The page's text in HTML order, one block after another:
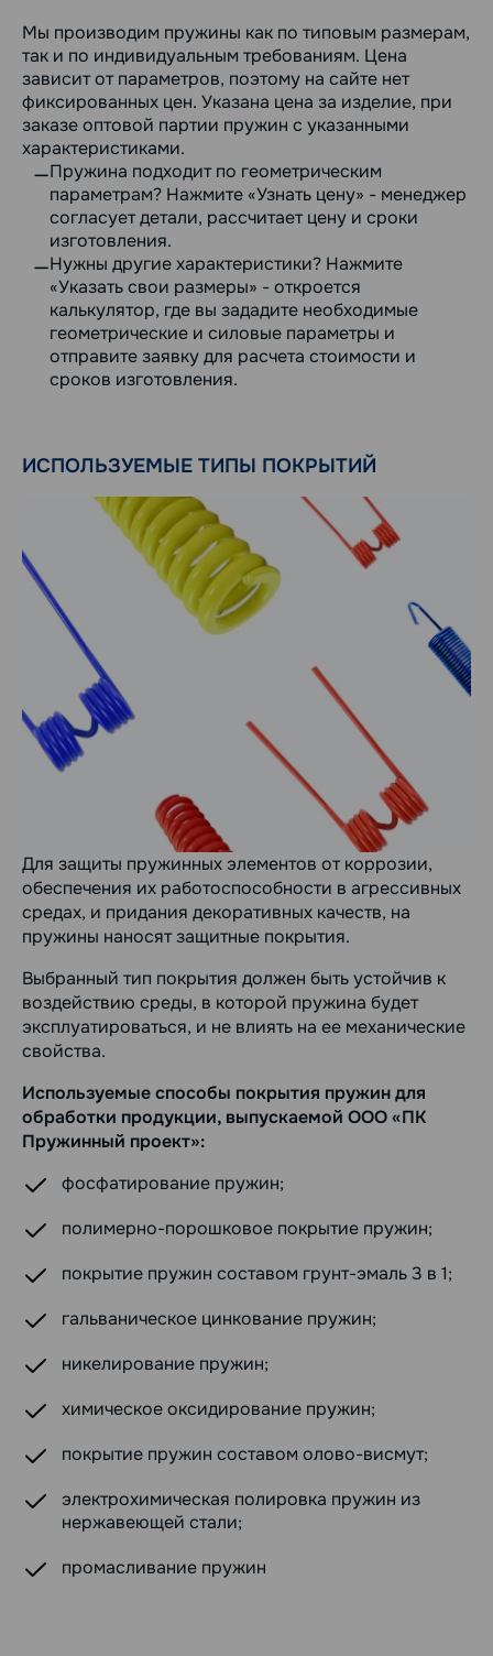
Мы производим пружины как по типовым размерам,
так и по индивидуальным требованиям. Цена
зависит от параметров, поэтому на сайте нет
фиксированных цен. Указана цена за изделие, при
заказе оптовой партии пружин с указанными
характеристиками.
Пружина подходит по геометрическим
параметрам? Нажмите «Узнать цену» - менеджер
согласует детали, рассчитает цену и сроки
изготовления.
Нужны другие характеристики? Нажмите
«Указать свои размеры» - откроется
калькулятор, где вы зададите необходимые
геометрические и силовые параметры и
отправите заявку для расчета стоимости и
сроков изготовления.
ИСПОЛЬЗУЕМЫЕ ТИПЫ ПОКРЫТИЙ
Для защиты пружинных элементов от коррозии,
обеспечения их работоспособности в агрессивных
средах, и придания декоративных качеств, на
пружины наносят защитные покрытия.
Выбранный тип покрытия должен быть устойчив к
воздействию среды, в которой пружина будет
эксплуатироваться, и не влиять на ее механические
свойства.
Используемые способы покрытия пружин для
обработки продукции, выпускаемой ООО «ПК
Пружинный проект»:
фосфатирование пружин;
полимерно-порошковое покрытие пружин;
покрытие пружин составом грунт-эмаль 3 в 1;
гальваническое цинкование пружин;
никелирование пружин;
химическое оксидирование пружин;
покрытие пружин составом олово-висмут;
электрохимическая полировка пружин из
нержавеющей стали;
промасливание пружин